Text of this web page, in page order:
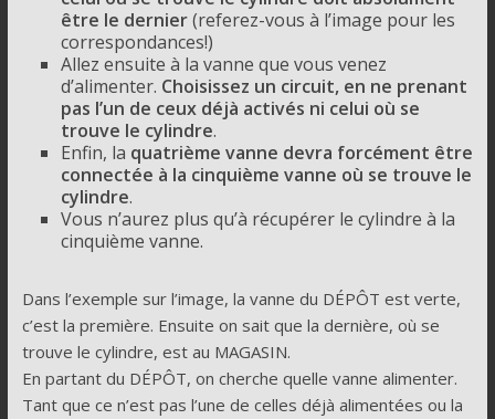
être le dernier(referez-vous à l’image pour les
correspondances!)
Allez ensuite à la vanne que vous venez
d’alimenter. Choisissez un circuit, en ne prenant
pas l’un de ceux déjà activés ni celui où se
trouve le cylindre.
Enfin, la quatrième vanne devra forcément être
connectée à la cinquième vanne où se trouve le
cylindre.
Vous n’aurez plus qu’à récupérer le cylindre à la
cinquième vanne.
Dans l’exemple sur l’image, la vanne du DÉPÔT est verte,
c’est la première. Ensuite on sait que la dernière, où se
trouve le cylindre, est au MAGASIN.
En partant du DÉPÔT, on cherche quelle vanne alimenter.
Tant que ce n’est pas l’une de celles déjà alimentées ou la